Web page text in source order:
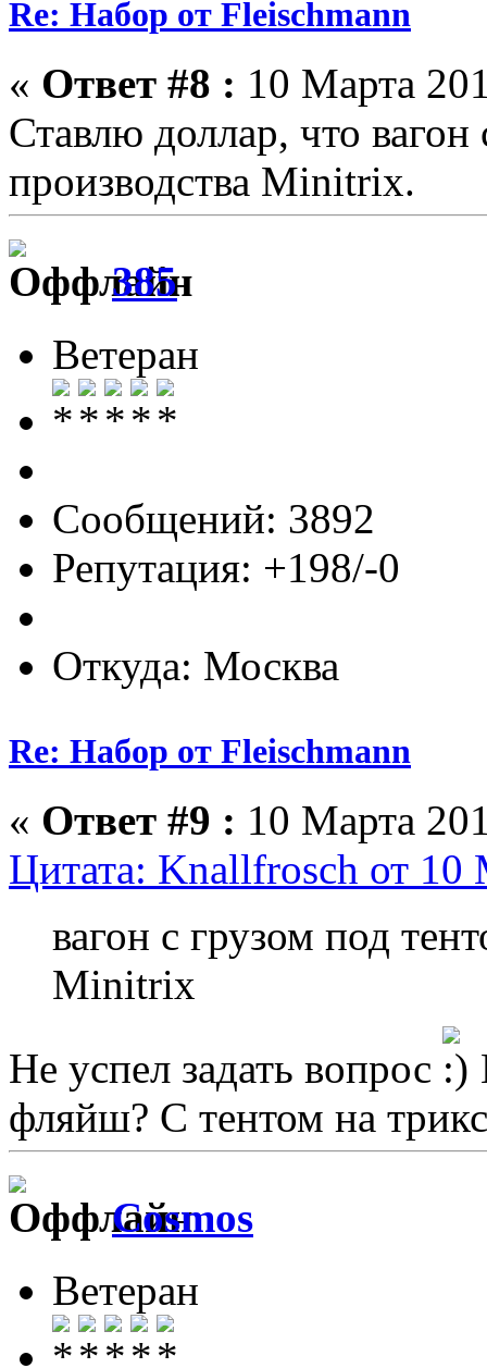
Re: Набор от Fleischmann
« Ответ #8 : 10 Марта
Ставлю доллар, что
производства Minitrix.
385
Ветеран
Сообщений: 3892
Репутация: +198/-0
Откуда: Москва
Re: Набор от Fleischmann
« Ответ #9 : 10 Марта
Цитата: Knallfrosch от 10
вагон с грузом под
Minitrix
Не успел задать вопрос
фляйш? С тентом на
Cosmos
Ветеран